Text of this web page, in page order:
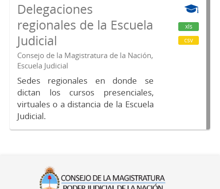
Delegaciones
regionales de la Escuela
Judicial
Consejo de la Magistratura de la Nación,
Escuela Judicial
Sedes regionales en donde se
dictan los cursos presenciales,
virtuales o a distancia de la Escuela
Judicial.
xls
csv